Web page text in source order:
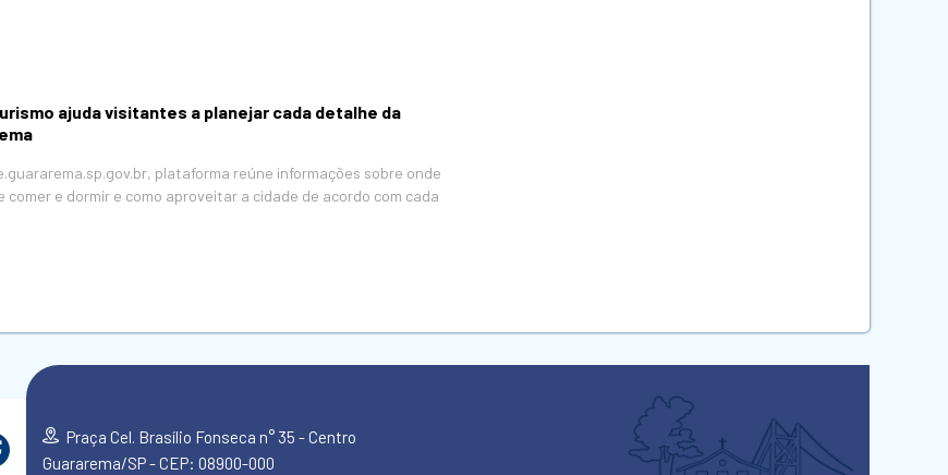
ajuda visitantes a planejar cada detalhe da
plataforma reúne informações sobre onde
comer e dormir e como aproveitar a cidade de acordo com cada
Praça Cel. Brasílio Fonseca n° 35 - Centro
Guararema/SP - CEP: 08900-000